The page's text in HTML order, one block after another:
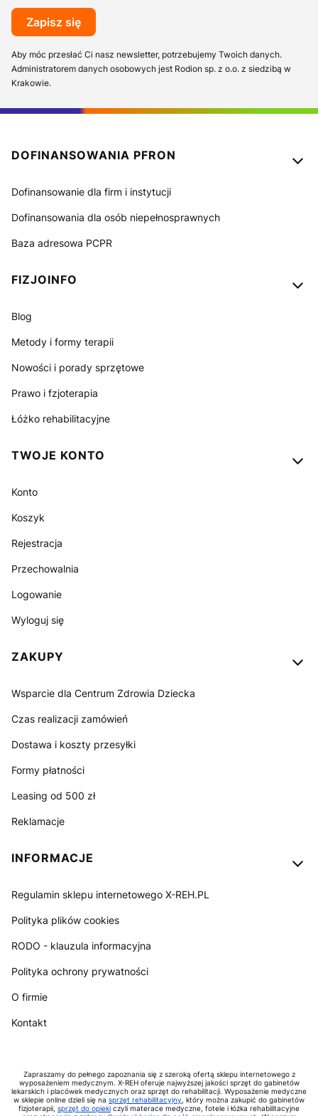
Zapisz się
Aby móc przesłać Ci nasz newsletter, potrzebujemy Twoich danych.
Administratorem danych osobowych jest Rodion sp. z o.o. z siedzibą w
Krakowie.
Linki w stopce
DOFINANSOWANIA PFRON
Dofinansowanie dla firm i instytucji
Dofinansowania dla osób niepełnosprawnych
Baza adresowa PCPR
FIZJOINFO
Blog
Metody i formy terapii
Nowości i porady sprzętowe
Prawo i fzjoterapia
Łóżko rehabilitacyjne
TWOJE KONTO
Konto
Koszyk
Rejestracja
Przechowalnia
Logowanie
Wyloguj się
ZAKUPY
Wsparcie dla Centrum Zdrowia Dziecka
Czas realizacji zamówień
Dostawa i koszty przesyłki
Formy płatności
Leasing od 500 zł
Reklamacje
INFORMACJE
Regulamin sklepu internetowego X-REH.PL
Polityka plików cookies
RODO - klauzula informacyjna
Polityka ochrony prywatności
O firmie
Kontakt
Zapraszamy do pełnego zapoznania się z szeroką ofertą sklepu internetowego z
wyposażeniem medycznym. X-REH oferuje najwyższej jakości sprzęt do gabinetów
lekarskich i placówek medycznych oraz sprzęt do rehabilitacji. Wyposażenie medyczne
w sklepie online dzieli się na sprzęt rehabilitacyjny , który można zakupić do gabinetów
fizjoterapii, sprzęt do opieki czyli materace medyczne, fotele i łóżka rehabilitacyjne